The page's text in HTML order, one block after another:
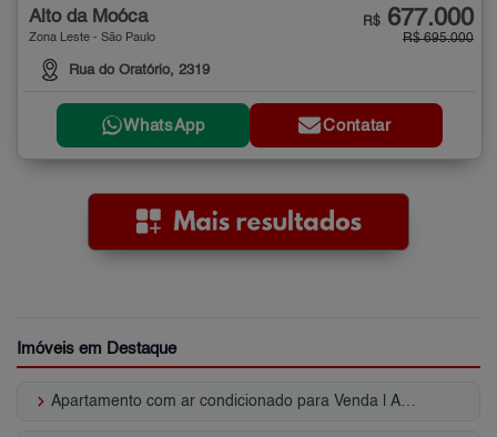
Alto da Moóca
Zona Leste - São Paulo
Rua do Oratório, 2319
R$ 677.000
R$ 695.000
WhatsApp Contatar
Imóveis em Destaque
keyboard_arrow_right Apartamento com ar condicionado para Venda | Alto da Moóca